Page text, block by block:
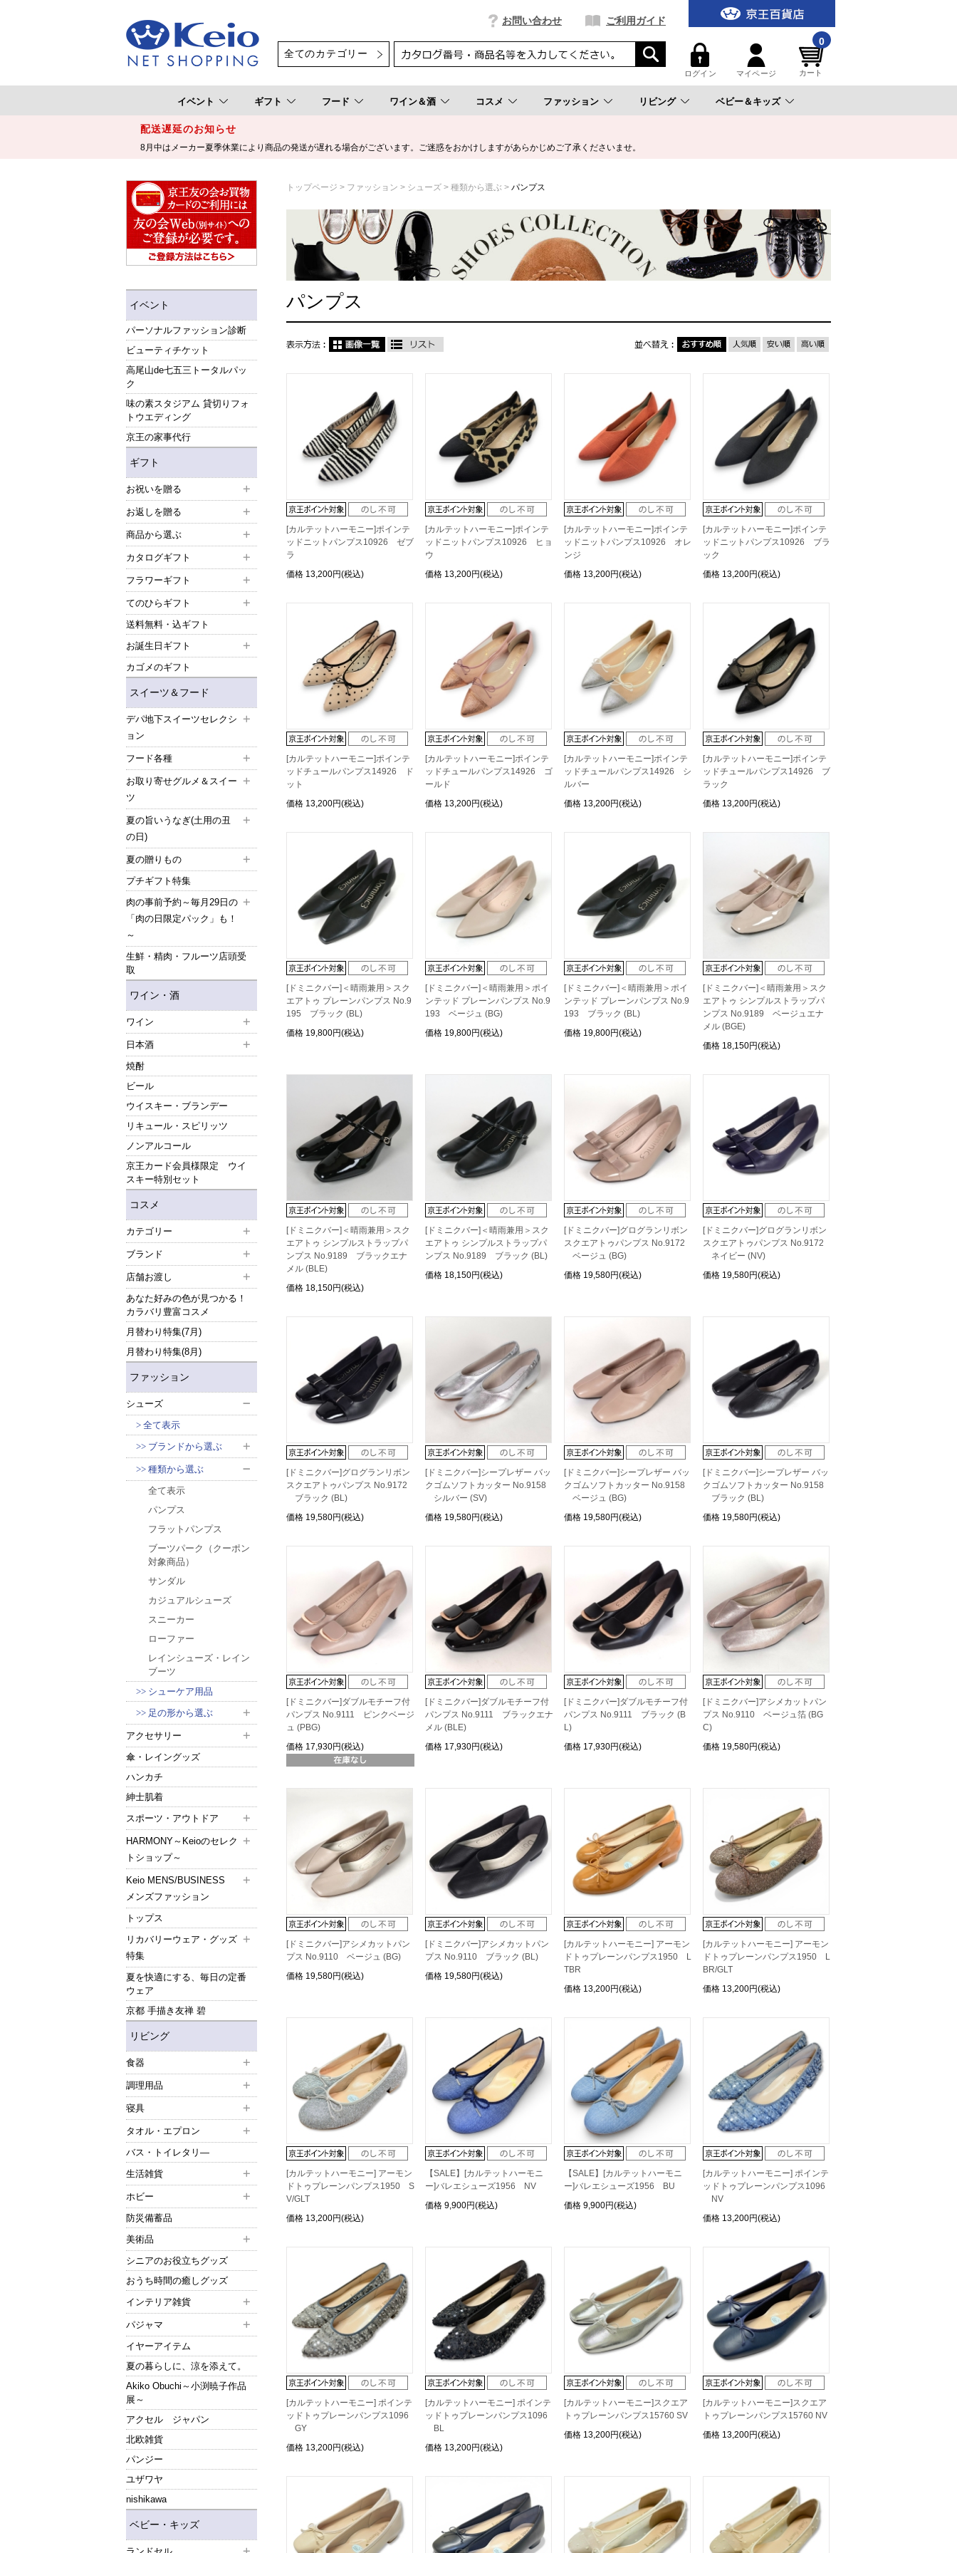
お問い合わせ ご利用ガイド
ログイン マイページ
0
カート
イベント ギフト フード ワイン＆酒 コスメ ファッション リビング ベビー＆キッズ
配送遅延のお知らせ
8月中はメーカー夏季休業により商品の発送が遅れる場合がございます。ご迷惑をおかけしますがあらかじめご了承くださいませ。
イベント
パーソナルファッション診断
ビューティチケット
高尾山de七五三トータルパッ
ク
味の素スタジアム 貸切りフォ
トウエディング
京王の家事代行
ギフト
お祝いを贈る
お返しを贈る
商品から選ぶ
カタログギフト
フラワーギフト
てのひらギフト
送料無料・込ギフト
お誕生日ギフト
カゴメのギフト
スイーツ＆フード
デパ地下スイーツセレクシ
ョン
フード各種
お取り寄せグルメ＆スイー
ツ
夏の旨いうなぎ(土用の丑
の日)
夏の贈りもの
プチギフト特集
肉の事前予約～毎月29日の
「肉の日限定パック」も！
～
生鮮・精肉・フルーツ店頭受
取
ワイン・酒
ワイン
日本酒
焼酎
ビール
ウイスキー・ブランデー
リキュール・スピリッツ
ノンアルコール
京王カード会員様限定 ウイ
スキー特別セット
コスメ
カテゴリー
ブランド
店舗お渡し
あなた好みの色が見つかる！
カラバリ豊富コスメ
月替わり特集(7月)
月替わり特集(8月)
ファッション
シューズ
全て表示
ブランドから選ぶ
種類から選ぶ
全て表示
パンプス
フラットパンプス
ブーツパーク（クーポン
対象商品）
サンダル
カジュアルシューズ
スニーカー
ローファー
レインシューズ・レイン
ブーツ
シューケア用品
足の形から選ぶ
アクセサリー
傘・レイングッズ
ハンカチ
紳士肌着
スポーツ・アウトドア
HARMONY～Keioのセレク
トショップ～
Keio MENS/BUSINESS
メンズファッション
トップス
リカバリーウェア・グッズ
特集
夏を快適にする、毎日の定番
ウェア
京都 手描き友禅 碧
リビング
食器
調理用品
寝具
タオル・エプロン
バス・トイレタリ―
生活雑貨
ホビー
防災備蓄品
美術品
シニアのお役立ちグッズ
おうち時間の癒しグッズ
インテリア雑貨
パジャマ
イヤーアイテム
夏の暮らしに、涼を添えて。
Akiko Obuchi～小渕暁子作品
展～
アクセル ジャパン
北欧雑貨
パンジー
ユザワヤ
nishikawa
ベビー・キッズ
トップページ ファッション シューズ 種類から選ぶ パンプス
パンプス
[カルテットハーモニー]ポインテ
ッドニットパンプス10926 ゼブ
ラ
価格 13,200円(税込)
[カルテットハーモニー]ポインテ
ッドニットパンプス10926 ヒョ
ウ
価格 13,200円(税込)
[カルテットハーモニー]ポインテ
ッドニットパンプス10926 オレ
ンジ
価格 13,200円(税込)
[カルテットハーモニー]ポインテ
ッドニットパンプス10926 ブラ
ック
価格 13,200円(税込)
[カルテットハーモニー]ポインテ
ッドチュールパンプス14926 ド
ット
価格 13,200円(税込)
[カルテットハーモニー]ポインテ
ッドチュールパンプス14926 ゴ
ールド
価格 13,200円(税込)
[カルテットハーモニー]ポインテ
ッドチュールパンプス14926 シ
ルバー
価格 13,200円(税込)
[カルテットハーモニー]ポインテ
ッドチュールパンプス14926 ブ
ラック
価格 13,200円(税込)
[ドミニクバー]＜晴雨兼用＞スク
エアトゥ プレーンパンプス No.9
195 ブラック (BL)
価格 19,800円(税込)
[ドミニクバー]＜晴雨兼用＞ポイ
ンテッド プレーンパンプス No.9
193 ベージュ (BG)
価格 19,800円(税込)
[ドミニクバー]＜晴雨兼用＞ポイ
ンテッド プレーンパンプス No.9
193 ブラック (BL)
価格 19,800円(税込)
[ドミニクバー]＜晴雨兼用＞スク
エアトゥ シンプルストラップパ
ンプス No.9189 ベージュエナ
メル (BGE)
価格 18,150円(税込)
[ドミニクバー]＜晴雨兼用＞スク
エアトゥ シンプルストラップパ
ンプス No.9189 ブラックエナ
メル (BLE)
価格 18,150円(税込)
[ドミニクバー]＜晴雨兼用＞スク
エアトゥ シンプルストラップパ
ンプス No.9189 ブラック (BL)
価格 18,150円(税込)
[ドミニクバー]グログランリボン
スクエアトゥパンプス No.9172
ベージュ (BG)
価格 19,580円(税込)
[ドミニクバー]グログランリボン
スクエアトゥパンプス No.9172
ネイビー (NV)
価格 19,580円(税込)
[ドミニクバー]グログランリボン
スクエアトゥパンプス No.9172
ブラック (BL)
価格 19,580円(税込)
[ドミニクバー]シープレザー バッ
クゴムソフトカッター No.9158
シルバー (SV)
価格 19,580円(税込)
[ドミニクバー]シープレザー バッ
クゴムソフトカッター No.9158
ベージュ (BG)
価格 19,580円(税込)
[ドミニクバー]シープレザー バッ
クゴムソフトカッター No.9158
ブラック (BL)
価格 19,580円(税込)
[ドミニクバー]ダブルモチーフ付
パンプス No.9111 ピンクベージ
ュ (PBG)
価格 17,930円(税込)
[ドミニクバー]ダブルモチーフ付
パンプス No.9111 ブラックエナ
メル (BLE)
価格 17,930円(税込)
[ドミニクバー]ダブルモチーフ付
パンプス No.9111 ブラック (B
L)
価格 17,930円(税込)
[ドミニクバー]アシメカットパン
プス No.9110 ベージュ箔 (BG
C)
価格 19,580円(税込)
[ドミニクバー]アシメカットパン
プス No.9110 ベージュ (BG)
価格 19,580円(税込)
[ドミニクバー]アシメカットパン
プス No.9110 ブラック (BL)
価格 19,580円(税込)
[カルテットハーモニー] アーモン
ドトゥプレーンパンプス1950 L
TBR
価格 13,200円(税込)
[カルテットハーモニー] アーモン
ドトゥプレーンパンプス1950 L
BR/GLT
価格 13,200円(税込)
[カルテットハーモニー] アーモン
ドトゥプレーンパンプス1950 S
V/GLT
価格 13,200円(税込)
【SALE】[カルテットハーモニ
ー]バレエシューズ1956 NV
価格 9,900円(税込)
【SALE】[カルテットハーモニ
ー]バレエシューズ1956 BU
価格 9,900円(税込)
[カルテットハーモニー] ポインテ
ッドトゥプレーンパンプス1096
NV
価格 13,200円(税込)
[カルテットハーモニー] ポインテ
ッドトゥプレーンパンプス1096
GY
価格 13,200円(税込)
[カルテットハーモニー] ポインテ
ッドトゥプレーンパンプス1096
BL
価格 13,200円(税込)
[カルテットハーモニー]スクエア
トゥプレーンパンプス15760 SV
価格 13,200円(税込)
[カルテットハーモニー]スクエア
トゥプレーンパンプス15760 NV
価格 13,200円(税込)